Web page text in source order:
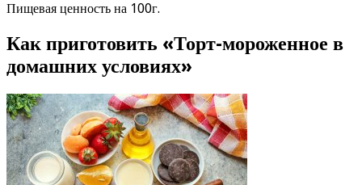
Пищевая ценность на 100г.
Как приготовить «Торт-мороженное в
домашних условиях»